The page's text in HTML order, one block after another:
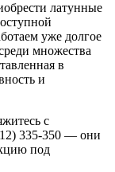
латунные
уже долгое
множества
в
и
с
335-350 — они
под